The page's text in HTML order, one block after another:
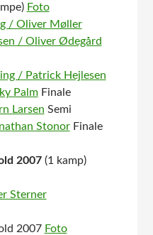
Foto
/ Oliver Møller
/ Oliver Ødegård
/ Patrick Hejlesen
PalmFinale
Larsen Semi
StonorFinale
2007(1 kamp)
Sterner
2007 Foto